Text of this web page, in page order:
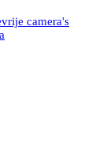
camera's